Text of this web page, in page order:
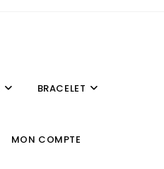
BRACELET
MON COMPTE